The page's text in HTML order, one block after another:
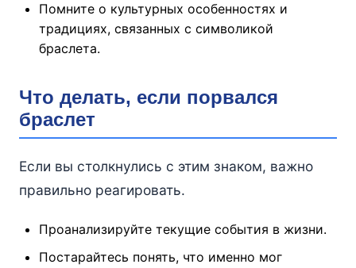
Помните о культурных особенностях и
традициях, связанных с символикой
браслета.
Что делать, если порвался
браслет
Если вы столкнулись с этим знаком, важно
правильно реагировать.
Проанализируйте текущие события в жизни.
Постарайтесь понять, что именно мог